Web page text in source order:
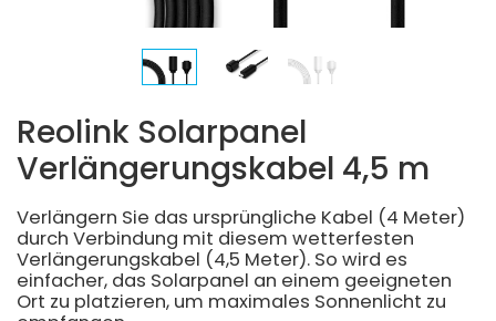
Reolink Solarpanel
Verlängerungskabel 4,5 m
Verlängern Sie das ursprüngliche Kabel (4 Meter)
durch Verbindung mit diesem wetterfesten
Verlängerungskabel (4,5 Meter). So wird es
einfacher, das Solarpanel an einem geeigneten
Ort zu platzieren, um maximales Sonnenlicht zu